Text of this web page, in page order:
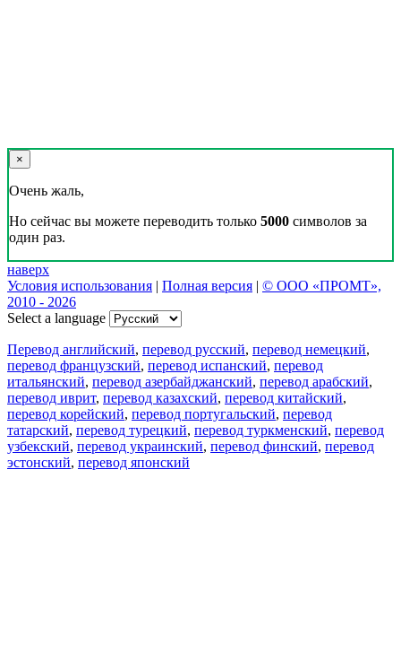
×
Очень жаль,
Но сейчас вы можете переводить только 5000 символов за
один раз.
наверх
Условия использования | Полная версия | © ООО «ПРОМТ»,
2010 - 2026
Select a language
Перевод английский, перевод русский, перевод немецкий,
перевод французский, перевод испанский, перевод
итальянский, перевод азербайджанский, перевод арабский,
перевод иврит, перевод казахский, перевод китайский,
перевод корейский, перевод португальский, перевод
татарский, перевод турецкий, перевод туркменский, перевод
узбекский, перевод украинский, перевод финский, перевод
эстонский, перевод японский